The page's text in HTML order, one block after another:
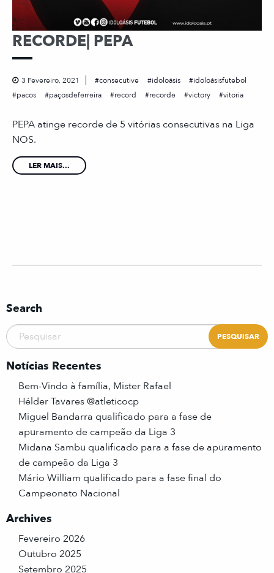
RECORDE| PEPA
3 Fevereiro, 2021 consecutive idoloásis
idoloásisfutebol
pacos
paçosdeferreira record recorde victory vitoria
PEPA atinge recorde de 5 vitórias consecutivas na Liga
NOS.
LER MAIS...
Search
Notícias Recentes
Bem-Vindo à família, Mister Rafael
Hélder Tavares @atleticocp
Miguel Bandarra qualificado para a fase de
apuramento de campeão da Liga 3
Midana Sambu qualificado para a fase de apuramento
de campeão da Liga 3
Mário William qualificado para a fase final do
Campeonato Nacional
Archives
Fevereiro 2026
Outubro 2025
Setembro 2025